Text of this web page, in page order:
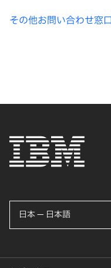
その他お問い合わせ窓
日本 — 日本語